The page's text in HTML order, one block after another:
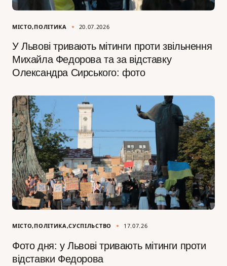
МІСТО ПОЛІТИКА 20.07.2026
У Львові тривають мітинги проти звільнення
Михайла Федорова та за відставку
Олександра Сирського: фото
МІСТО ПОЛІТИКА СУСПІЛЬСТВО 17.07.26
Фото дня: у Львові тривають мітинги проти
відставки Федорова